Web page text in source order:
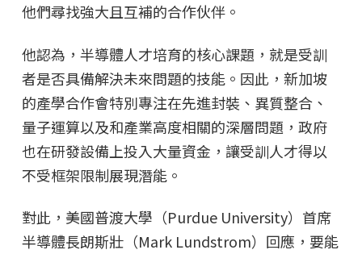
他們尋找強大且互補的合作伙伴。
他認為，半導體人才培育的核心課題，就是受訓
者是否具備解決未來問題的技能。因此，新加坡
的產學合作會特別專注在先進封裝、異質整合、
量子運算以及和產業高度相關的深層問題，政府
也在研發設備上投入大量資金，讓受訓人才得以
不受框架限制展現潛能。
對此，美國普渡大學（Purdue University）首席
半導體長朗斯壯（Mark Lundstrom）回應，要能